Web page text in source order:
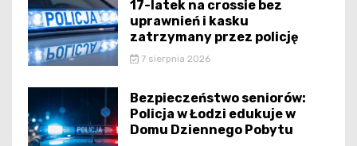
17-latek na crossie bez
uprawnień i kasku
zatrzymany przez policję
7 sierpnia 2026
Bezpieczeństwo seniorów:
Policja w Łodzi edukuje w
Domu Dziennego Pobytu